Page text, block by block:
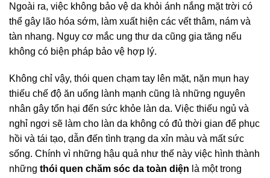
Ngoài ra, việc không bảo vệ da khỏi ánh nắng mặt trời có
thể gây lão hóa sớm, làm xuất hiện các vết thâm, nám và
tàn nhang. Nguy cơ mắc ung thư da cũng gia tăng nếu
không có biện pháp bảo vệ hợp lý.
Không chỉ vậy, thói quen chạm tay lên mặt, nặn mụn hay
thiếu chế độ ăn uống lành mạnh cũng là những nguyên
nhân gây tổn hại đến sức khỏe làn da. Việc thiếu ngủ và
nghỉ ngơi sẽ làm cho làn da không có đủ thời gian để phục
hồi và tái tạo, dẫn đến tình trạng da xỉn màu và mất sức
sống. Chính vì những hậu quả như thế này việc hình thành
những thói quen chăm sóc da toàn diện là một trong